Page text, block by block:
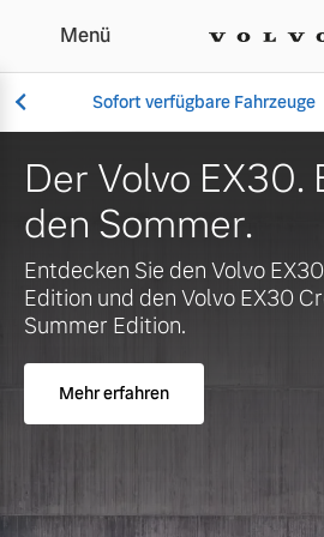
Ihr Volvo
Menü
Sofort verfügbare Fahrzeuge
Vollelektrisch
6 Modelle
Plug-in Hybrid
Geschäftskunden
Unser Team
Der Volvo EX30.
den Sommer.
Entdecken Sie den Volvo
Edition und den Volvo EX30
Summer Edition.
Mehr erfahren